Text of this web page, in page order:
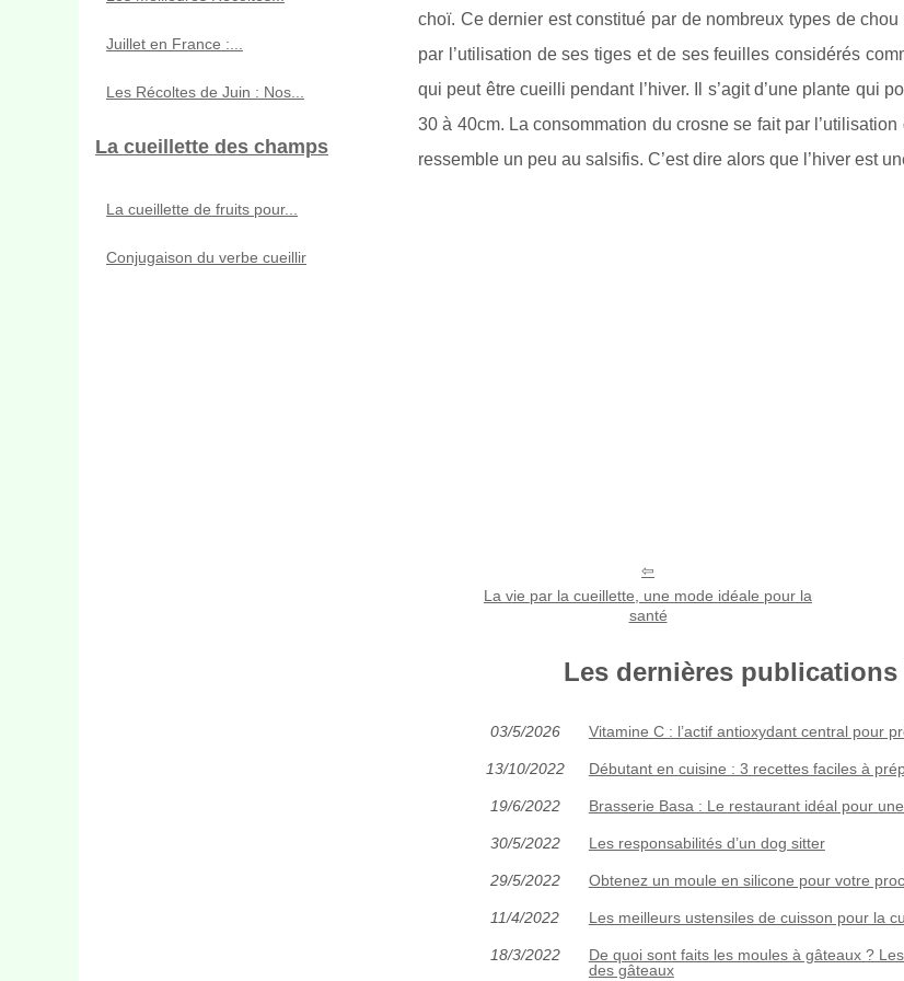
choï. Ce dernier est constitué par de nombreux types de
par l’utilisation de ses tiges et de ses feuilles considérés
qui peut être cueilli pendant l’hiver. Il s’agit d’une plante qui
30 à 40cm. La consommation du crosne se fait par
ressemble un peu au salsifis. C’est dire alors que l’hiver est
La vie par la cueillette, une mode idéale pour la
santé
Les dernières
03/5/2026 Vitamine C : l’actif antioxydant central pour
13/10/2022 Débutant en cuisine : 3 recettes faciles à
19/6/2022 Brasserie Basa : Le restaurant idéal pour
30/5/2022 Les responsabilités d’un dog sitter
29/5/2022 Obtenez un moule en silicone pour votre
11/4/2022 Les meilleurs ustensiles de cuisson pour la
18/3/2022
De quoi sont faits les moules à gâteaux ?
des gâteaux
Juillet en France :...
Les Récoltes de Juin : Nos...
La cueillette des champs
La cueillette de fruits pour...
Conjugaison du verbe cueillir